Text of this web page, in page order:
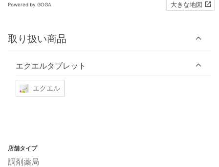
Powered by GOGA 大きな地図
取り扱い商品
エクエルタブレット
エクエル
店舗タイプ
調剤薬局